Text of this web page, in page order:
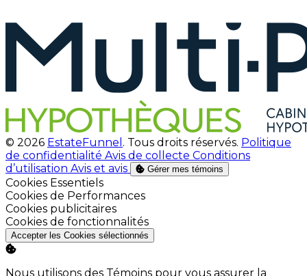
© 2026 EstateFunnel . Tous droits réservés. Politique
de confidentialité Avis de collecte Conditions
d’utilisation Avis et avis Gérer mes témoins
Activer
Cookies Essentiels
Activer
Cookies de Performances
Activer
Cookies publicitaires
Activer
Cookies de fonctionnalités
Accepter les Cookies sélectionnés
Nous utilisons des Témoins pour vous assurer la